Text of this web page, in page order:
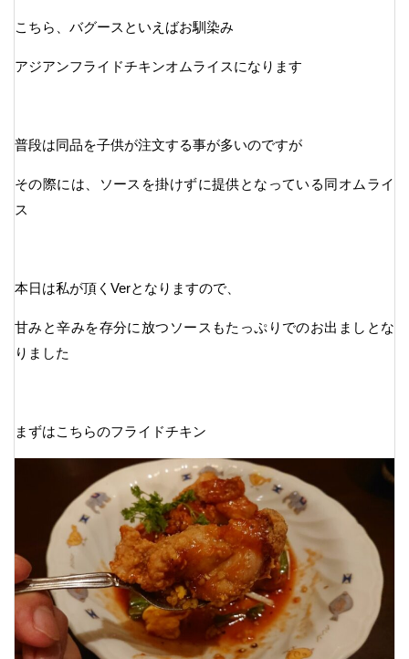
こちら、バグースといえばお馴染み
アジアンフライドチキンオムライスになります
普段は同品を子供が注文する事が多いのですが
その際には、ソースを掛けずに提供となっている同オムライ
ス
本日は私が頂くVerとなりますので、
甘みと辛みを存分に放つソースもたっぷりでのお出ましとな
りました
まずはこちらのフライドチキン